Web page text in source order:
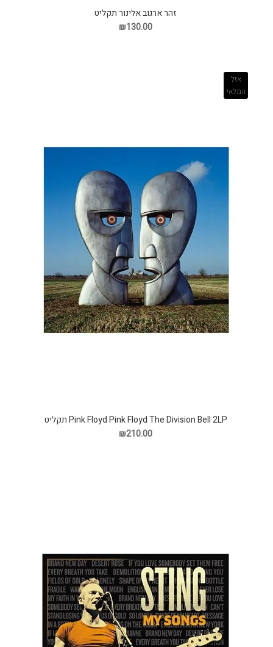
זהר ארגוב אלינור תקליט
₪130.00
אזל
המלאי
Pink Floyd Pink Floyd The Division Bell 2LP תקליט
₪210.00